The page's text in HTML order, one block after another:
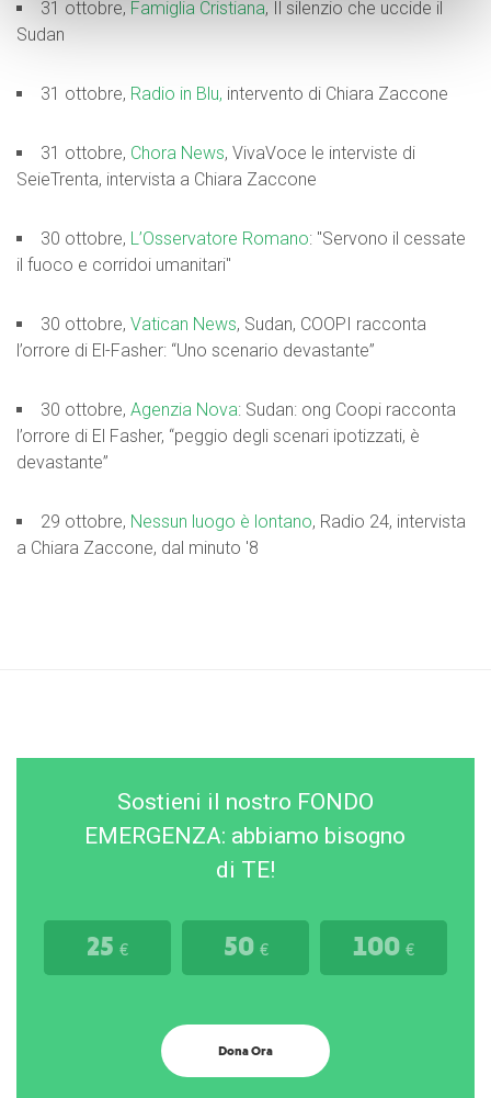
31 ottobre, Famiglia Cristiana, Il silenzio che uccide il
Sudan
31 ottobre, Radio in Blu, intervento di Chiara Zaccone
31 ottobre, Chora News, VivaVoce le interviste di
SeieTrenta, intervista a Chiara Zaccone
30 ottobre, L’Osservatore Romano: "Servono il cessate
il fuoco e corridoi umanitari"
30 ottobre, Vatican News, Sudan, COOPI racconta
l’orrore di El-Fasher: “Uno scenario devastante”
30 ottobre, Agenzia Nova: Sudan: ong Coopi racconta
l’orrore di El Fasher, “peggio degli scenari ipotizzati, è
devastante”
29 ottobre, Nessun luogo è lontano, Radio 24, intervista
a Chiara Zaccone, dal minuto '8
Sostieni il nostro FONDO
EMERGENZA: abbiamo bisogno
di TE!
25 € 50 € 100 €
Dona Ora